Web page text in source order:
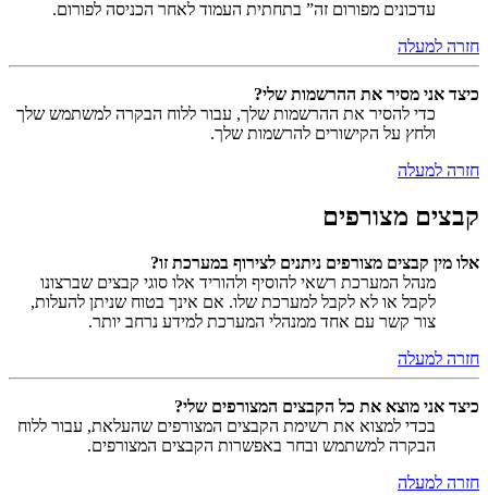
עדכונים מפורום זה” בתחתית העמוד לאחר הכניסה לפורום.
חזרה למעלה
כיצד אני מסיר את ההרשמות שלי?
כדי להסיר את ההרשמות שלך, עבור ללוח הבקרה למשתמש שלך
ולחץ על הקישורים להרשמות שלך.
חזרה למעלה
קבצים מצורפים
אלו מין קבצים מצורפים ניתנים לצירוף במערכת זו?
מנהל המערכת רשאי להוסיף ולהוריד אלו סוגי קבצים שברצונו
לקבל או לא לקבל למערכת שלו. אם אינך בטוח שניתן להעלות,
צור קשר עם אחד ממנהלי המערכת למידע נרחב יותר.
חזרה למעלה
כיצד אני מוצא את כל הקבצים המצורפים שלי?
בכדי למצוא את רשימת הקבצים המצורפים שהעלאת, עבור ללוח
הבקרה למשתמש ובחר באפשרות הקבצים המצורפים.
חזרה למעלה